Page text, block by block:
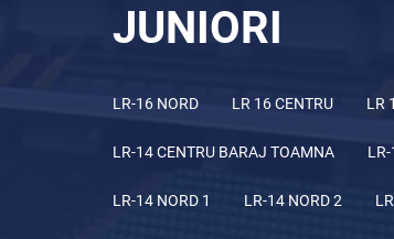
JUNIORI
LR-16 NORD LR 16 CENTRU LR
LR-14 CENTRU BARAJ TOAMNA
LR-14 NORD 1 LR-14 NORD 2